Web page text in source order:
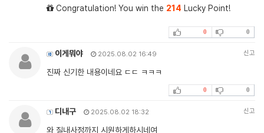
Congratulation! You win the 214 Lucky Point!
0 0
이게뭐야 2025.08.02 16:49 신고
진짜 신기한 내용이네요 ㄷㄷ ㅋㅋㅋ
0 0
디내구 2025.08.02 18:32 신고
와 질내사정까지 시원하게하시네여